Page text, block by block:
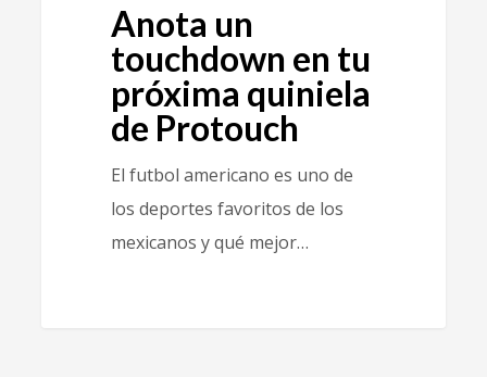
Anota un
touchdown en tu
próxima quiniela
de Protouch
El futbol americano es uno de
los deportes favoritos de los
mexicanos y qué mejor…